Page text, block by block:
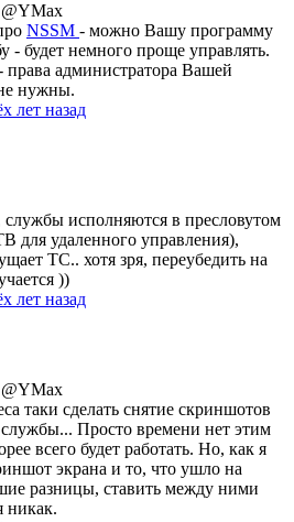
@YMax
NSSM - можно Вашу программу
- будет немного проще управлять.
администратора Вашей
нужны.
лет назад
службы исполняются в пресловутом
для удаленного управления),
ТС.. хотя зря, переубедить на
))
лет назад
@YMax
таки сделать снятие скриншотов
Просто времени нет этим
всего будет работать. Но, как я
экрана и то, что ушло на
разницы, ставить между ними
никак.